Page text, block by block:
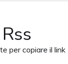
per copiare il link